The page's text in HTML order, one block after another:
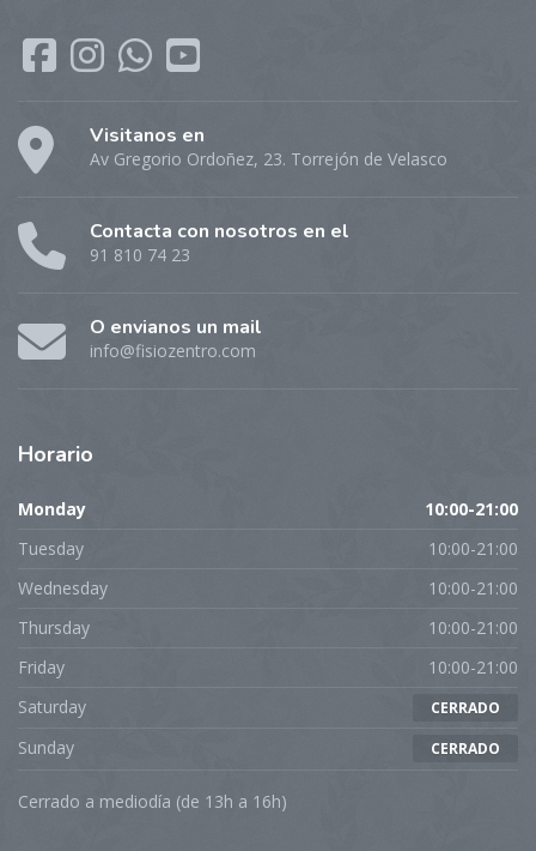
Visitanos en
Av Gregorio Ordoñez, 23. Torrejón de Velasco
Contacta con nosotros en el
91 810 74 23
O envianos un mail
info@fisiozentro.com
Horario
Monday
10:00-21:00
Tuesday
10:00-21:00
Wednesday
10:00-21:00
Thursday
10:00-21:00
Friday
10:00-21:00
Saturday
CERRADO
Sunday CERRADO
Cerrado a mediodía (de 13h a 16h)